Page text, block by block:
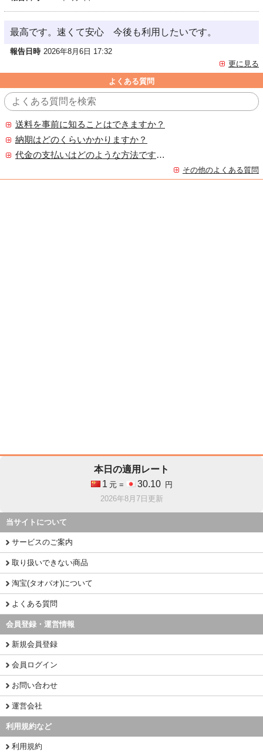
最高です。速くて安心 今後も利用したいです。
報告日時 2026年8月6日 17:32
更に見る
よくある質問
送料を事前に知ることはできますか？
納期はどのくらいかかりますか？
代金の支払いはどのような方法ですか？
その他のよくある質問
本日の適用レート
1 元 = 30.10
円
2026年8月7日更新
当サイトについて
サービスのご案内
取り扱いできない商品
淘宝(タオバオ)について
よくある質問
会員登録・運営情報
新規会員登録
会員ログイン
お問い合わせ
運営会社
利用規約など
利用規約